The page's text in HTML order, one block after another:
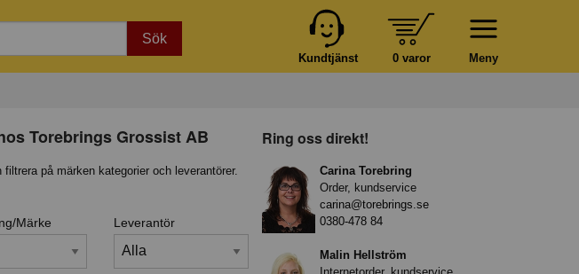
Sök
Meny
0 varor
Kundtjänst
Torebrings Grossist AB
på märken kategorier och leverantörer.
Märke Leverantör
Ring oss direkt!
Carina Torebring
Order, kundservice
carina@torebrings.se
0380-478 84
Malin Hellström